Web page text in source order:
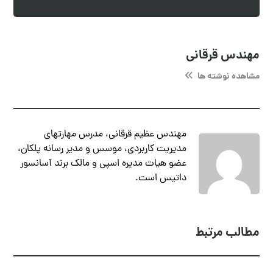
مهندس قرقانی
مشاهده نوشته ها
مهندس عظیم قرقانی، مدرس مهارتهای
مدیریت کاربردی، موسس و مدیر رسانه پلکان،
عضو هیات مدیره اسپی و مالک برند آسانسور
داتیس است.
مطالب مرتبط